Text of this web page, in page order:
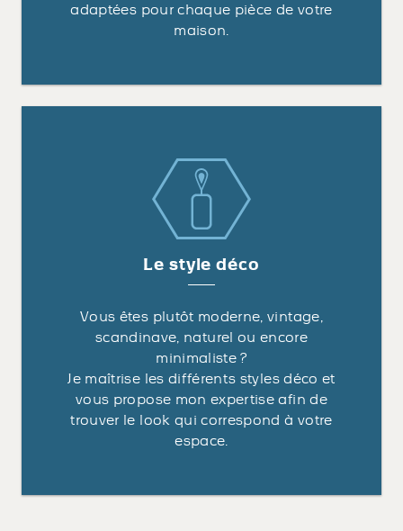
adaptées pour chaque pièce de votre
maison.
Le style déco
Vous êtes plutôt moderne, vintage,
scandinave, naturel ou encore
minimaliste ?
Je maîtrise les différents styles déco et
vous propose mon expertise afin de
trouver le look qui correspond à votre
espace.